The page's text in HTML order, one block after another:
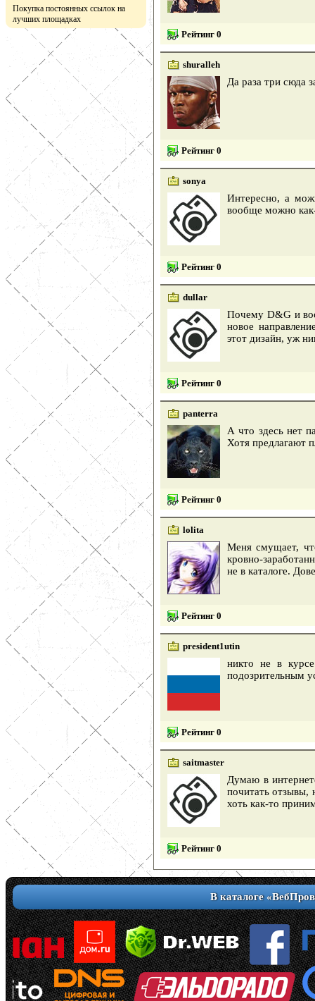
Покупка постоянных ссылок на
лучших площадках
Рейтинг 0
shuralleh
Да раза три сюда
Рейтинг 0
sonya
Интересно, а
вообще можно
Рейтинг 0
dullar
Почему D&G и
новое
этот дизайн, уж
Рейтинг 0
panterra
А что здесь нет
Хотя предлагают
Рейтинг 0
lolita
Меня смущает,
кровно-
не в каталоге.
Рейтинг 0
president1utin
никто не в
подозрительным
Рейтинг 0
saitmaster
Думаю в
почитать отзывы,
хоть как-то
Рейтинг 0
В каталоге